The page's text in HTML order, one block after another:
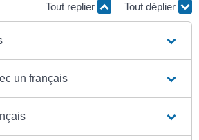
Tout replier Tout déplier
un français